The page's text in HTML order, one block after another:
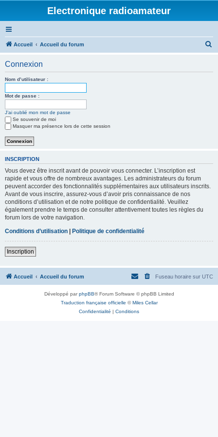
Electronique radioamateur
Accueil Accueil du forum
Connexion
Nom d’utilisateur :
Mot de passe :
J’ai oublié mon mot de passe
Se souvenir de moi
Masquer ma présence lors de cette session
INSCRIPTION
Vous devez être inscrit avant de pouvoir vous connecter. L’inscription est
rapide et vous offre de nombreux avantages. Les administrateurs du forum
peuvent accorder des fonctionnalités supplémentaires aux utilisateurs inscrits.
Avant de vous inscrire, assurez-vous d’avoir pris connaissance de nos
conditions d’utilisation et de notre politique de confidentialité. Veuillez
également prendre le temps de consulter attentivement toutes les règles du
forum lors de votre navigation.
Conditions d’utilisation | Politique de confidentialité
Inscription
Accueil Accueil du forum Fuseau horaire sur UTC
Développé parphpBB® Forum Software © phpBB Limited
Traduction française officielle ©Miles Cellar
Confidentialité | Conditions